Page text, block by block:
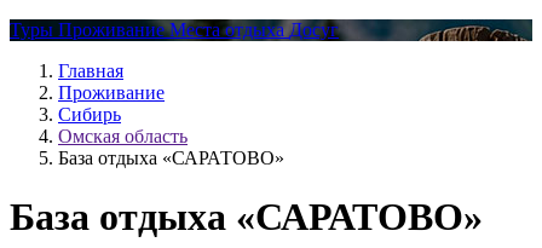
Туры ПроживаниеМеста отдыха Досуг
Главная
Проживание
Сибирь
Омская область
База отдыха «САРАТОВО»
База отдыха «САРАТОВО»